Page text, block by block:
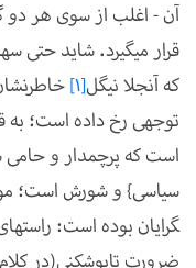
آن - اغلب از سوی هر دو
قرار می­گیرد. شاید حتی
که آنجلا نیگل[1]
توجهی رخ داده است؛ به
است که پرچم­دار و حامی
سیاسی} و شورش است؛
گرایان بوده است:
ضرورت تابوشکنی(در